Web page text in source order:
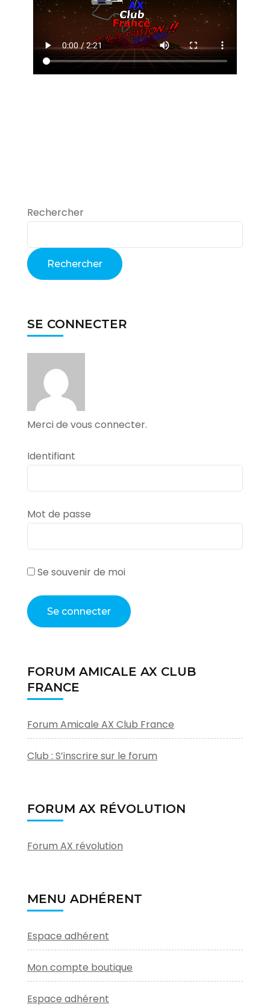
Rechercher
Rechercher
SE CONNECTER
Merci de vous connecter.
Identifiant
Mot de passe
Se souvenir de moi
FORUM AMICALE AX CLUB
FRANCE
Forum Amicale AX Club France
Club : S’inscrire sur le forum
FORUM AX RÉVOLUTION
Forum AX révolution
MENU ADHÉRENT
Espace adhérent
Mon compte boutique
Espace adhérent